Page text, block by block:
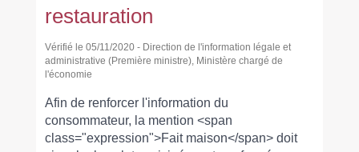
restauration
Vérifié le 05/11/2020 - Direction de l'information légale et
administrative (Première ministre), Ministère chargé de
l'économie
Afin de renforcer l'information du
consommateur, la mention <span
class="expression">Fait maison</span> doit